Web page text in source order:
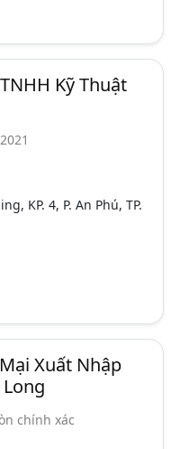
Kỹ Thuật
KP. 4, P. An Phú, TP.
Xuất Nhập
chính xác